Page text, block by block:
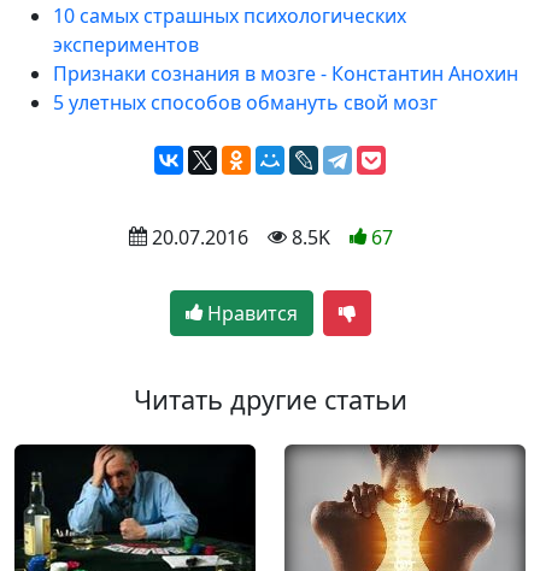
10 самых страшных психологических
экспериментов
Признаки сознания в мозге - Константин Анохин
5 улетных способов обмануть свой мозг
20.07.2016 8.5K 67
Нравится
Читать другие статьи